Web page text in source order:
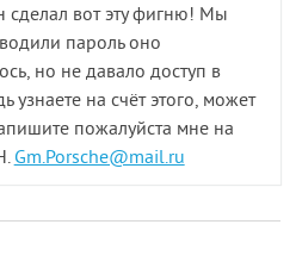
сделал вот эту фигню! Мы
пароль оно
но не давало доступ в
узнаете на счёт этого, может
пожалуйста мне на
Gm.Porsche@mail.ru